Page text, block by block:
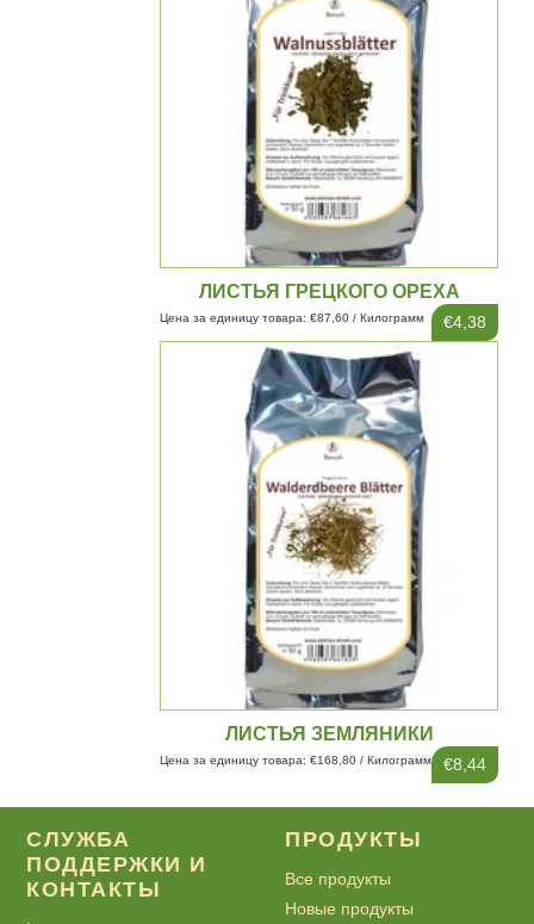
ЛИСТЬЯ ГРЕЦКОГО ОРЕХА
€4,38
Цена за единицу товара: €87,60 / Килограмм
ЛИСТЬЯ ЗЕМЛЯНИКИ
€8,44
Цена за единицу товара: €168,80 / Килограмм
СЛУЖБА
ПОДДЕРЖКИ И
КОНТАКТЫ
ПРОДУКТЫ
Все продукты
Новые продукты